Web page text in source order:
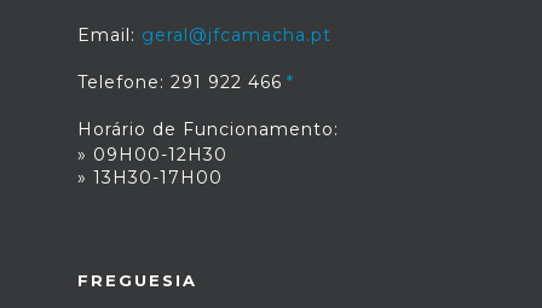
Email: geral@jfcamacha.pt
Telefone: 291 922 466
Horário de Funcionamento:
» 09H00-12H30
» 13H30-17H00
FREGUESIA